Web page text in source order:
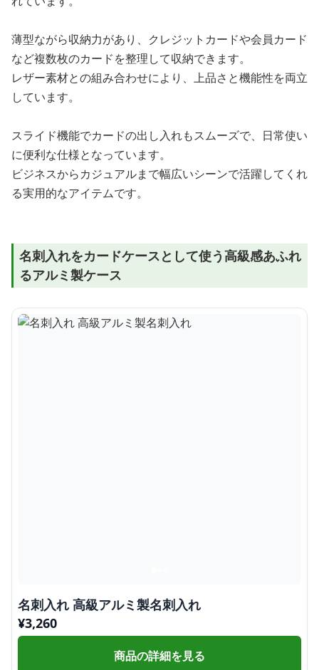
薄型ながら収納力があり、クレジットカードや会員カード
など複数枚のカードを整理して収納できます。
レザー素材との組み合わせにより、上品さと機能性を両立
しています。
スライド機能でカードの出し入れもスムーズで、日常使い
に便利な仕様となっています。
ビジネスからカジュアルまで幅広いシーンで活躍してくれ
る実用的なアイテムです。
名刺入れをカードケースとして使う高級感あふれ
るアルミ製ケース
名刺入れ 高級アルミ製名刺入れ
¥3,260
商品の詳細を見る